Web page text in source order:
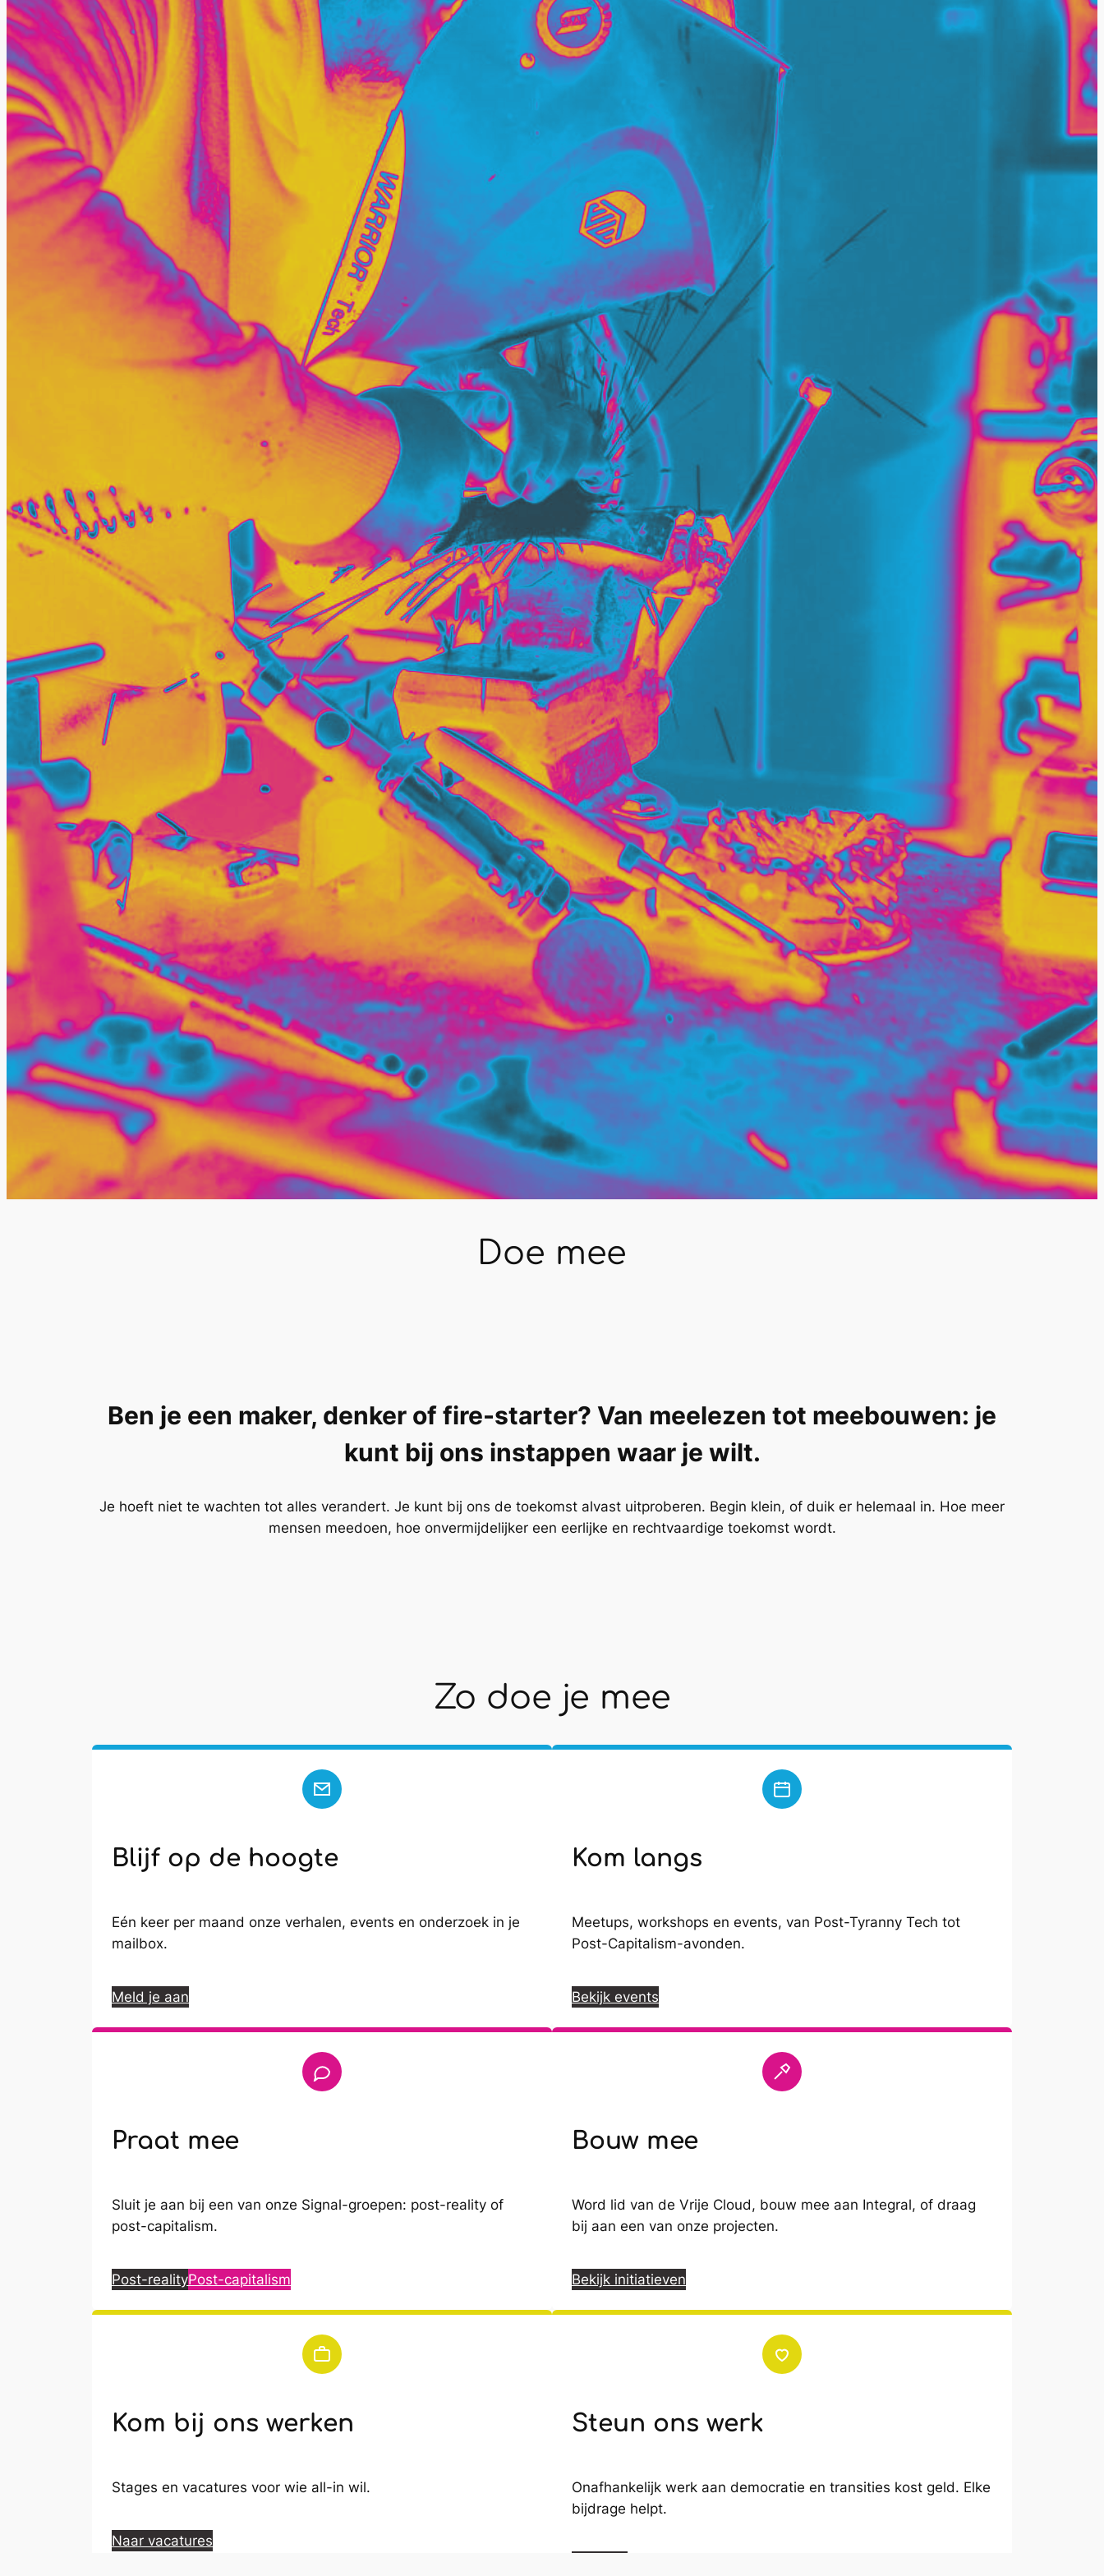
Doe mee
Ben je een maker, denker of fire-starter? Van meelezen tot meebouwen: je
kunt bij ons instappen waar je wilt.
Je hoeft niet te wachten tot alles verandert. Je kunt bij ons de toekomst alvast uitproberen. Begin klein, of duik er helemaal in. Hoe meer
mensen meedoen, hoe onvermijdelijker een eerlijke en rechtvaardige toekomst wordt.
Zo doe je mee
Blijf op de hoogte
Eén keer per maand onze verhalen, events en onderzoek in je
mailbox.
Meld je aan
Kom langs
Meetups, workshops en events, van Post-Tyranny Tech tot
Post-Capitalism-avonden.
Bekijk events
Praat mee
Sluit je aan bij een van onze Signal-groepen: post-reality of
post-capitalism.
Post-realityPost-capitalism
Bouw mee
Word lid van de Vrije Cloud, bouw mee aan Integral, of draag
bij aan een van onze projecten.
Bekijk initiatieven
Kom bij ons werken
Stages en vacatures voor wie all-in wil.
Naar vacatures
Steun ons werk
Onafhankelijk werk aan democratie en transities kost geld. Elke
bijdrage helpt.